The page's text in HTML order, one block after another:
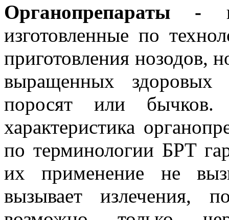
Органопрепараты -
изготовленные по
приготовления нозодов,
выращенных
поросят или бычков.
характеристика
по терминологии БРТ
их применение не
вызывает излечения,